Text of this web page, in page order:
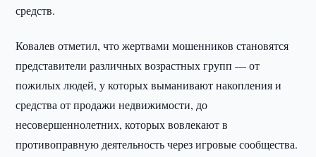
средств.
Ковалев отметил, что жертвами мошенников становятся
представители различных возрастных групп — от
пожилых людей, у которых выманивают накопления и
средства от продажи недвижимости, до
несовершеннолетних, которых вовлекают в
противоправную деятельность через игровые сообщества.